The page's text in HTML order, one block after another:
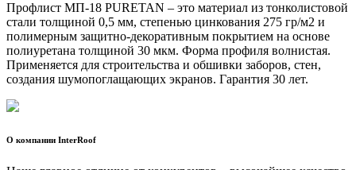
Профлист МП-18 PURETAN – это материал из тонколистовой
стали толщиной 0,5 мм, степенью цинкования 275 гр/м2 и
полимерным защитно-декоративным покрытием на основе
полиуретана толщиной 30 мкм. Форма профиля волнистая.
Применяется для строительства и обшивки заборов, стен,
создания шумопоглащающих экранов. Гарантия 30 лет.
О компании InterRoof